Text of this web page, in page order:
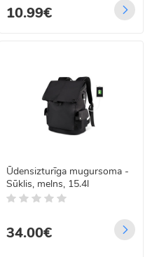
10.99€
Ūdensizturīga mugursoma -
Sūklis, melns, 15.4l
34.00€